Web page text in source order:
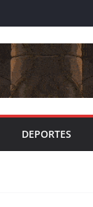
DEPORTES